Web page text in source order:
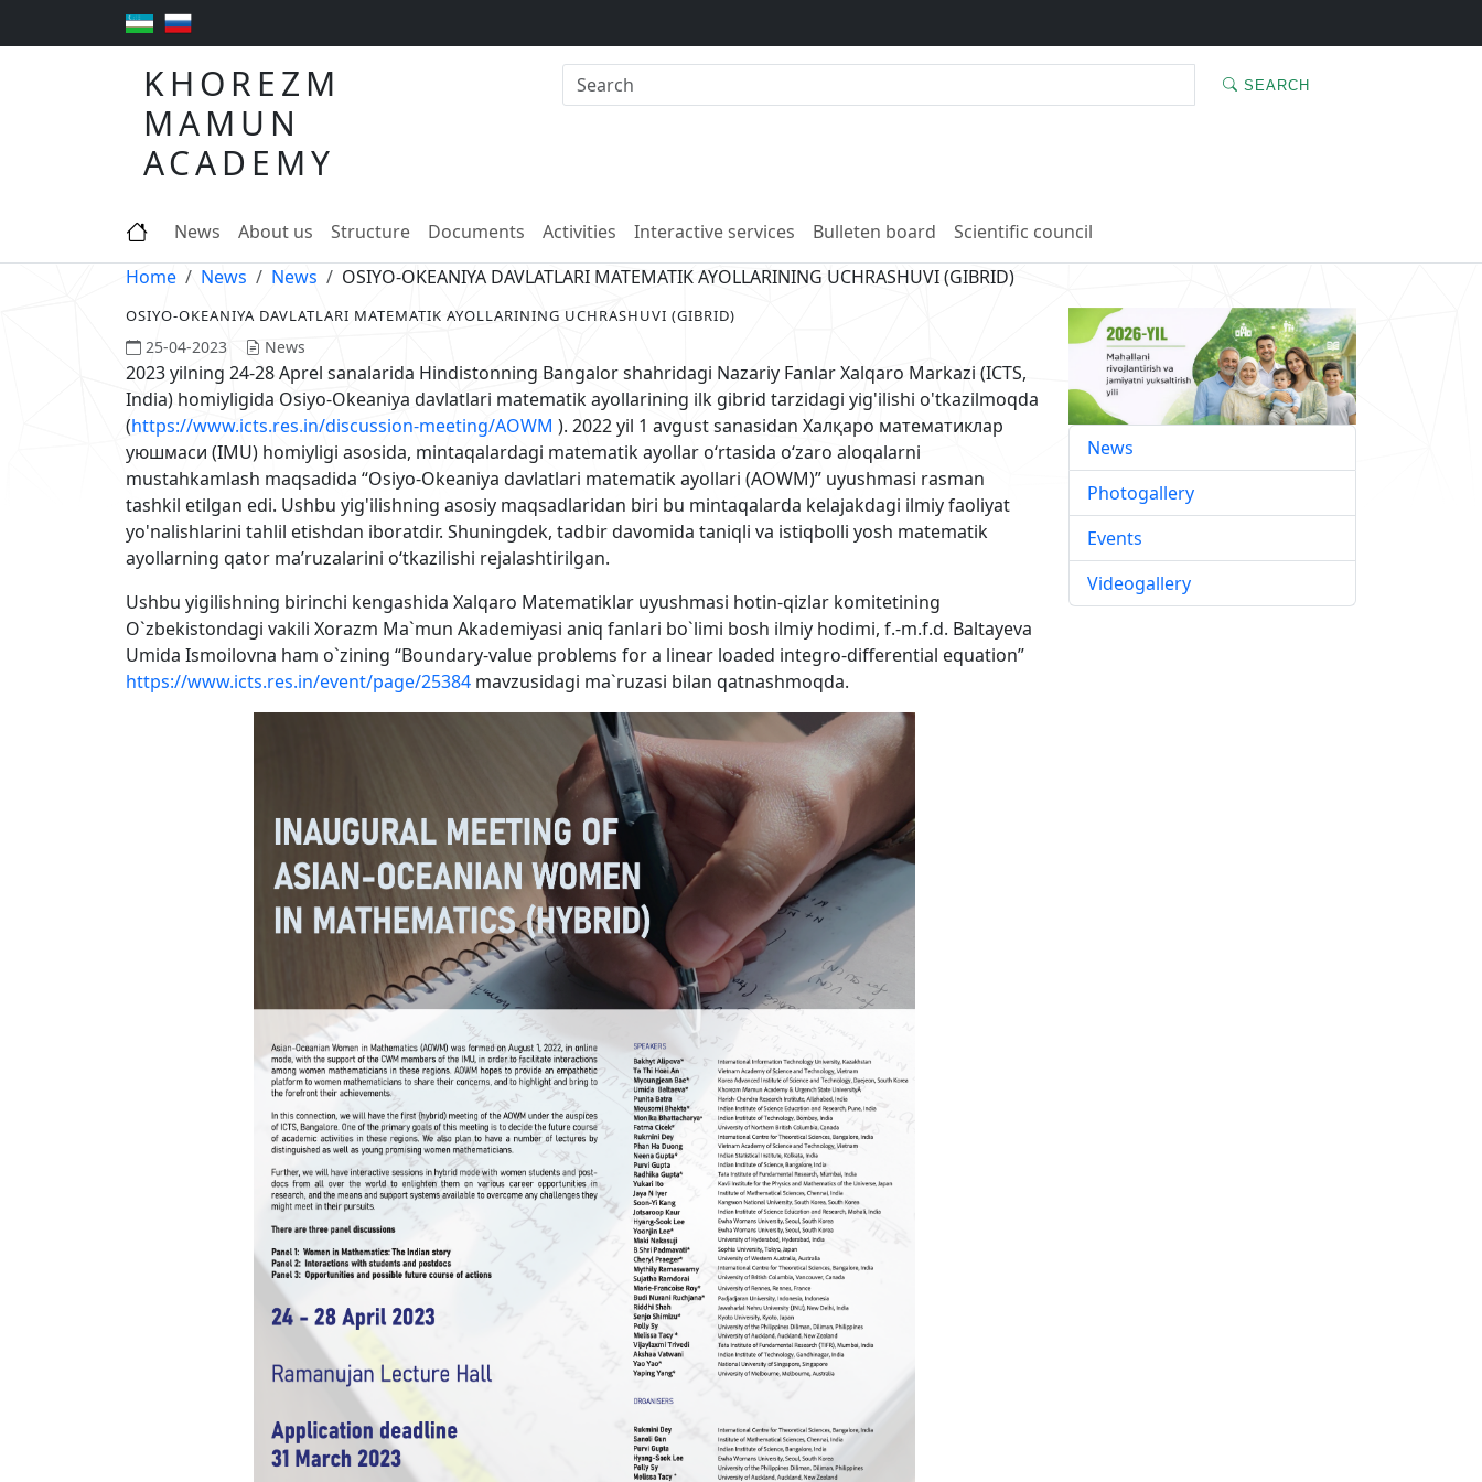
KHOREZM
MAMUN
ACADEMY
SEARCH
News About us Structure Documents Activities Interactive services Bulleten board
Scientific council
Home
News News OSIYO-OKEANIYA DAVLATLARI MATEMATIK AYOLLARINING UCHRASHUVI (GIBRID)
OSIYO-OKEANIYA DAVLATLARI MATEMATIK AYOLLARINING UCHRASHUVI (GIBRID)
25-04-2023 News
2023 yilning 24-28 Aprel sanalarida Hindistonning Bangalor shahridagi Nazariy Fanlar Xalqaro Markazi (ICTS,
India) homiyligida Osiyo-Okeaniya davlatlari matematik ayollarining ilk gibrid tarzidagi yig'ilishi o'tkazilmoqda
(https://www.icts.res.in/discussion-meeting/AOWM ). 2022 yil 1 avgust sanasidan Халқаро математиклар
уюшмаси (IMU) homiyligi asosida, mintaqalardagi matematik ayollar oʻrtasida oʻzaro aloqalarni
mustahkamlash maqsadida “Osiyo-Okeaniya davlatlari matematik ayollari (AOWM)” uyushmasi rasman
tashkil etilgan edi. Ushbu yig'ilishning asosiy maqsadlaridan biri bu mintaqalarda kelajakdagi ilmiy faoliyat
yo'nalishlarini tahlil etishdan iboratdir. Shuningdek, tadbir davomida taniqli va istiqbolli yosh matematik
ayollarning qator ma’ruzalarini o‘tkazilishi rejalashtirilgan.
Ushbu yigilishning birinchi kengashida Xalqaro Matematiklar uyushmasi hotin-qizlar komitetining
O`zbekistondagi vakili Xorazm Ma`mun Akademiyasi aniq fanlari bo`limi bosh ilmiy hodimi, f.-m.f.d. Baltayeva
Umida Ismoilovna ham o`zining “Boundary-value problems for a linear loaded integro-differential equation”
https://www.icts.res.in/event/page/25384 mavzusidagi ma`ruzasi bilan qatnashmoqda.
News
Photogallery
Events
Videogallery